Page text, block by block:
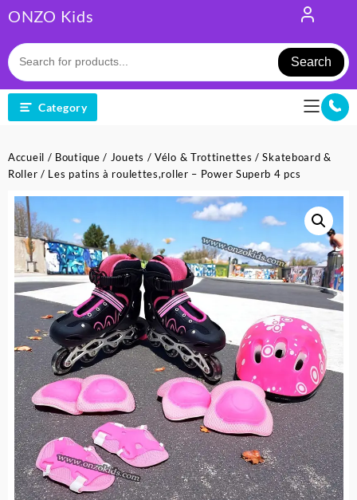
to
content
ONZO Kids
Search
Category
Accueil / Boutique / Jouets /Vélo & Trottinettes /Skateboard &
Roller / Les patins à roulettes,roller – Power Superb 4 pcs